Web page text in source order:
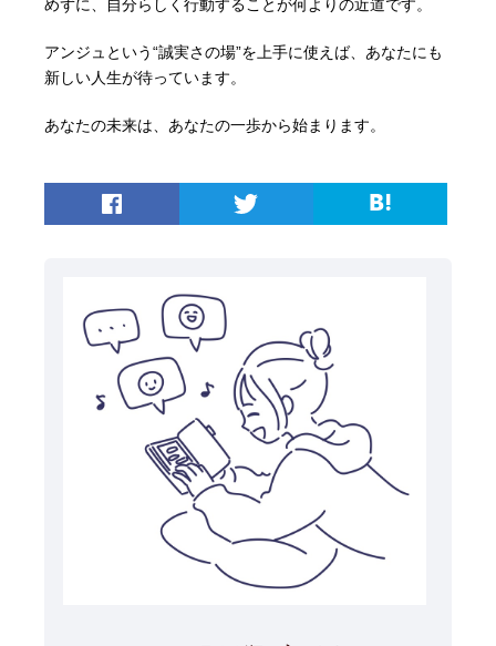
めずに、自分らしく行動することが何よりの近道です。
アンジュという“誠実さの場”を上手に使えば、あなたにも
新しい人生が待っています。
あなたの未来は、あなたの一歩から始まります。